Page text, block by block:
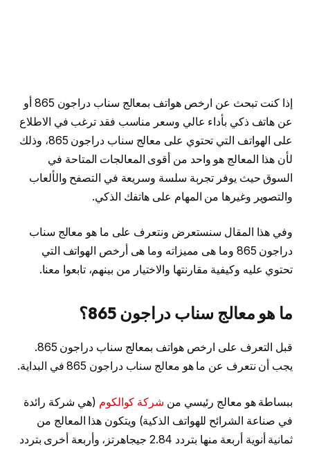
إذا كنت تبحث عن ارخص هواتف بمعالج سناب دراجون 865 أو
عن هاتف ذكي بأداء عالي وسعر مناسب فقد ترغب في الاطلاع
على الهواتف التي تحتوي على معالج سناب دراجون 865، وذلك
لأن هذا المعالج هو واحد من أقوى المعالجات المتاحة في
السوق حيث يوفر تجربة سلسة وسريعة في التصفح والألعاب
والتصوير وغيرها من المهام على هاتفك الذكي.
وفي هذا المقال سنستعرض ونتعرف على ما هو معالج سناب
دراجون 865 وما هى مميزاته وما هى أرخص الهواتف التي
تحتوي عليه وكيفية مقارنتها والاختيار من بينهم، تابعوا معنا.
ما هو معالج سناب دراجون 865؟
قبل التعرف على ارخص هواتف بمعالج سناب دراجون 865.
يجب أن نتعرف عن ما هو معالج سناب دراجون 865 في البداية.
ببساطة هو معالج رئيسي من شركة كوالكوم (هي شركة رائدة
في صناعة الشرائح للهواتف الذكية) ويتكون هذا المعالج من
ثمانية أنوية أربعة منها بتردد 2.84 جيجاهرتز، وأربعة أخرى بتردد